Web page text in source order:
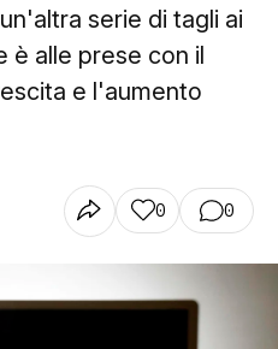
serie di tagli ai
è alle prese con il
e l'aumento
0 0